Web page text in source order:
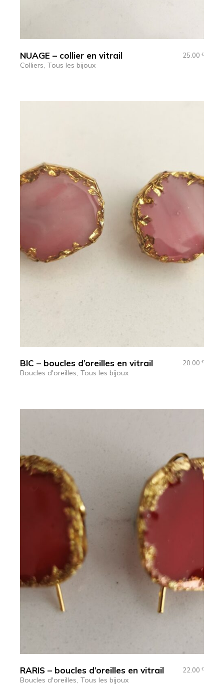
NUAGE – collier en vitrail 25.00 €
Colliers Tous les bijoux
BIC – boucles d’oreilles en vitrail 20.00 €
Boucles d'oreilles Tous les bijoux
RARIS – boucles d’oreilles en vitrail 22.00 €
Boucles d'oreilles Tous les bijoux